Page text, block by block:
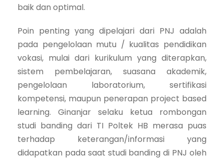
baik dan optimal.
Poin penting yang dipelajari dari PNJ adalah
pada pengelolaan mutu / kualitas pendidikan
vokasi, mulai dari kurikulum yang diterapkan,
sistem pembelajaran, suasana akademik,
pengelolaan laboratorium, sertifikasi
kompetensi, maupun penerapan project based
learning. Ginanjar selaku ketua rombongan
studi banding dari TI Poltek HB merasa puas
terhadap keterangan/informasi yang
didapatkan pada saat studi banding di PNJ oleh